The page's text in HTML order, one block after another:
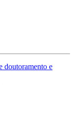
doutoramento e